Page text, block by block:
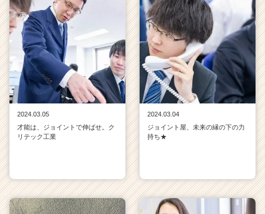
2024.03.05
才能は、ジョイントで伸ばせ。ク
リテック工業
2024.03.04
ジョイント屋、未来の縁の下の力
持ち★